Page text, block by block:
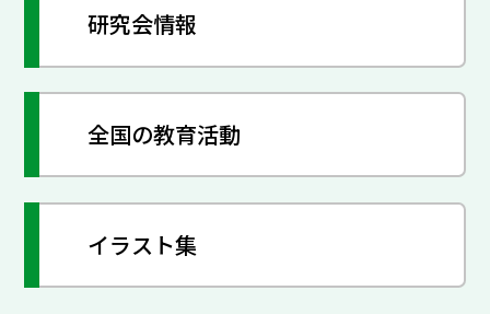
研究会情報
全国の教育活動
イラスト集